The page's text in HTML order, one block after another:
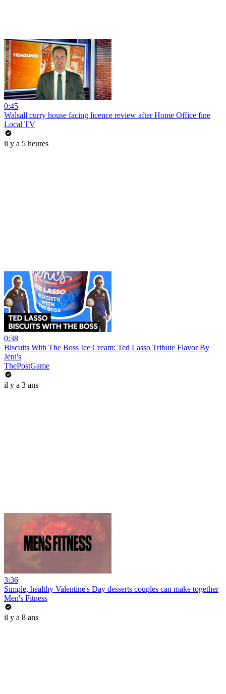
0:45
Walsall curry house facing licence review after Home Office fine
Local TV
il y a 5 heures
0:38
Biscuits With The Boss Ice Cream: Ted Lasso Tribute Flavor By
Jeni's
ThePostGame
il y a 3 ans
3:36
Simple, healthy Valentine's Day desserts couples can make together
Men's Fitness
il y a 8 ans